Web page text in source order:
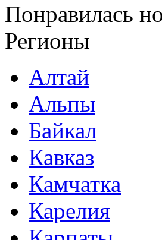
Понравилась
Регионы
Алтай
Альпы
Байкал
Кавказ
Камчатка
Карелия